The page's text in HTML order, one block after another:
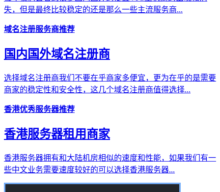
失，但是最终比较稳定的还是那么一些主流服务商...
域名注册服务商推荐
国内国外域名注册商
选择域名注册商我们不要在乎商家多便宜，更为在乎的是需要
商家的稳定性和安全性，这几个域名注册商值得选择...
香港优秀服务器推荐
香港服务器租用商家
香港服务器拥有和大陆机房相似的速度和性能，如果我们有一
些中文业务需要速度较好的可以选择香港服务器...